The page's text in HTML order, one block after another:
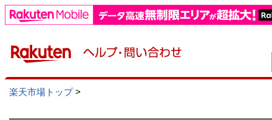
楽天市場トップ>